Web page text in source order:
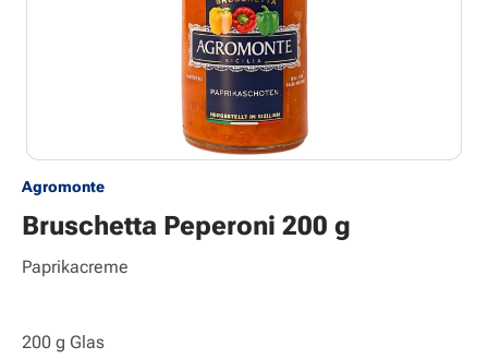
Agromonte
Bruschetta Peperoni 200 g
Paprikacreme
200 g Glas